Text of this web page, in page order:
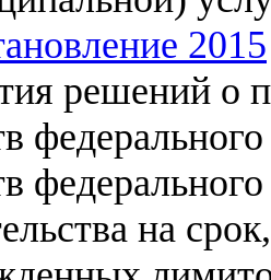
2015
решений о
на